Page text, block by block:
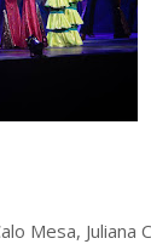
Mesa, Juliana